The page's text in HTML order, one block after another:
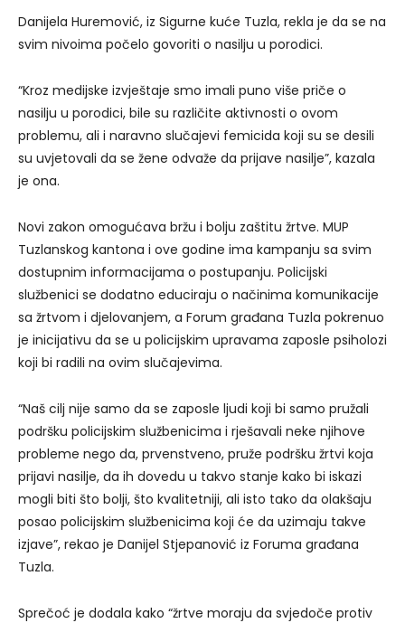
Danijela Huremović, iz Sigurne kuće Tuzla, rekla je da se na
svim nivoima počelo govoriti o nasilju u porodici.
“Kroz medijske izvještaje smo imali puno više priče o
nasilju u porodici, bile su različite aktivnosti o ovom
problemu, ali i naravno slučajevi femicida koji su se desili
su uvjetovali da se žene odvaže da prijave nasilje”, kazala
je ona.
Novi zakon omogućava bržu i bolju zaštitu žrtve. MUP
Tuzlanskog kantona i ove godine ima kampanju sa svim
dostupnim informacijama o postupanju. Policijski
službenici se dodatno educiraju o načinima komunikacije
sa žrtvom i djelovanjem, a Forum građana Tuzla pokrenuo
je inicijativu da se u policijskim upravama zaposle psiholozi
koji bi radili na ovim slučajevima.
“Naš cilj nije samo da se zaposle ljudi koji bi samo pružali
podršku policijskim službenicima i rješavali neke njihove
probleme nego da, prvenstveno, pruže podršku žrtvi koja
prijavi nasilje, da ih dovedu u takvo stanje kako bi iskazi
mogli biti što bolji, što kvalitetniji, ali isto tako da olakšaju
posao policijskim službenicima koji će da uzimaju takve
izjave”, rekao je Danijel Stjepanović iz Foruma građana
Tuzla.
Sprečoć je dodala kako “žrtve moraju da svjedoče protiv